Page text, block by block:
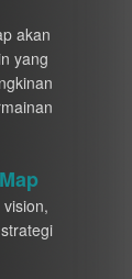
akan
yang